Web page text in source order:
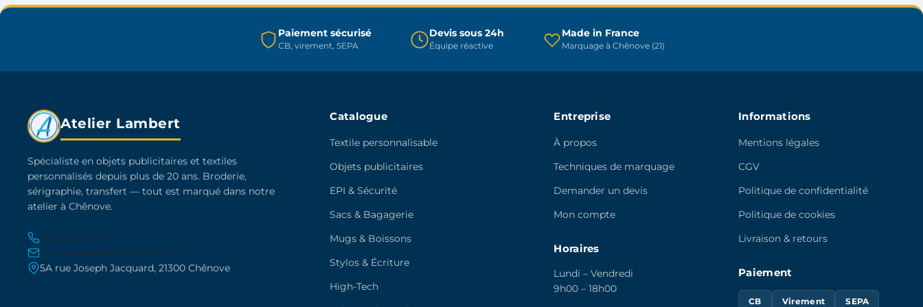
la
du
du
Paiement sécurisé
CB, virement, SEPA
Devis sous 24h
Équipe réactive
Made in France
Marquage à Chênove (21)
Atelier Lambert
Spécialiste en objets publicitaires et textiles
personnalisés depuis plus de 20 ans. Broderie,
sérigraphie, transfert — tout est marqué dans notre
atelier à Chênove.
03 45 21 30 86
contact@atelier-lambert.com
5A rue Joseph Jacquard, 21300 Chênove
Catalogue
Textile personnalisable
Objets publicitaires
EPI & Sécurité
Sacs & Bagagerie
Mugs & Boissons
Stylos & Écriture
High-Tech
Entreprise
À propos
Techniques de marquage
Demander un devis
Mon compte
Horaires
Lundi – Vendredi
9h00 – 18h00
Informations
Mentions légales
CGV
Politique de confidentialité
Politique de cookies
Livraison & retours
Paiement
CB Virement SEPA